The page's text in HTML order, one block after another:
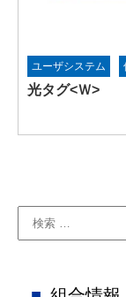
ユーザシステム
光タグ<Ｗ>